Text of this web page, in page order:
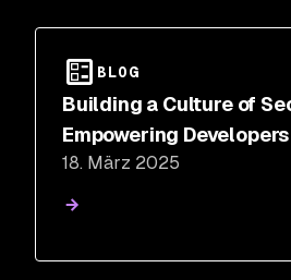
BLOG
Building a Culture of
Empowering
Resilient Software
18. März 2025